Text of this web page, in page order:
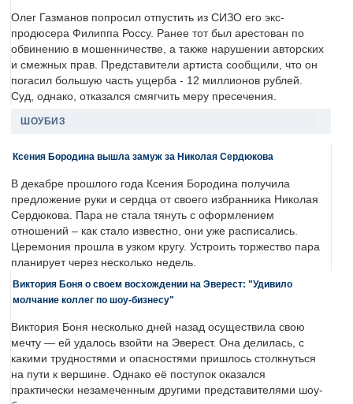
Олег Газманов попросил отпустить из СИЗО его экс-
продюсера Филиппа Россу. Ранее тот был арестован по
обвинению в мошенничестве, а также нарушении авторских
и смежных прав. Представители артиста сообщили, что он
погасил большую часть ущерба - 12 миллионов рублей.
Суд, однако, отказался смягчить меру пресечения.
ШОУБИЗ
Ксения Бородина вышла замуж за Николая Сердюкова
В декабре прошлого года Ксения Бородина получила
предложение руки и сердца от своего избранника Николая
Сердюкова. Пара не стала тянуть с оформлением
отношений – как стало известно, они уже расписались.
Церемония прошла в узком кругу. Устроить торжество пара
планирует через несколько недель.
Виктория Боня о своем восхождении на Эверест: "Удивило
молчание коллег по шоу-бизнесу"
Виктория Боня несколько дней назад осуществила свою
мечту — ей удалось взойти на Эверест. Она делилась, с
какими трудностями и опасностями пришлось столкнуться
на пути к вершине. Однако её поступок оказался
практически незамеченным другими представителями шоу-